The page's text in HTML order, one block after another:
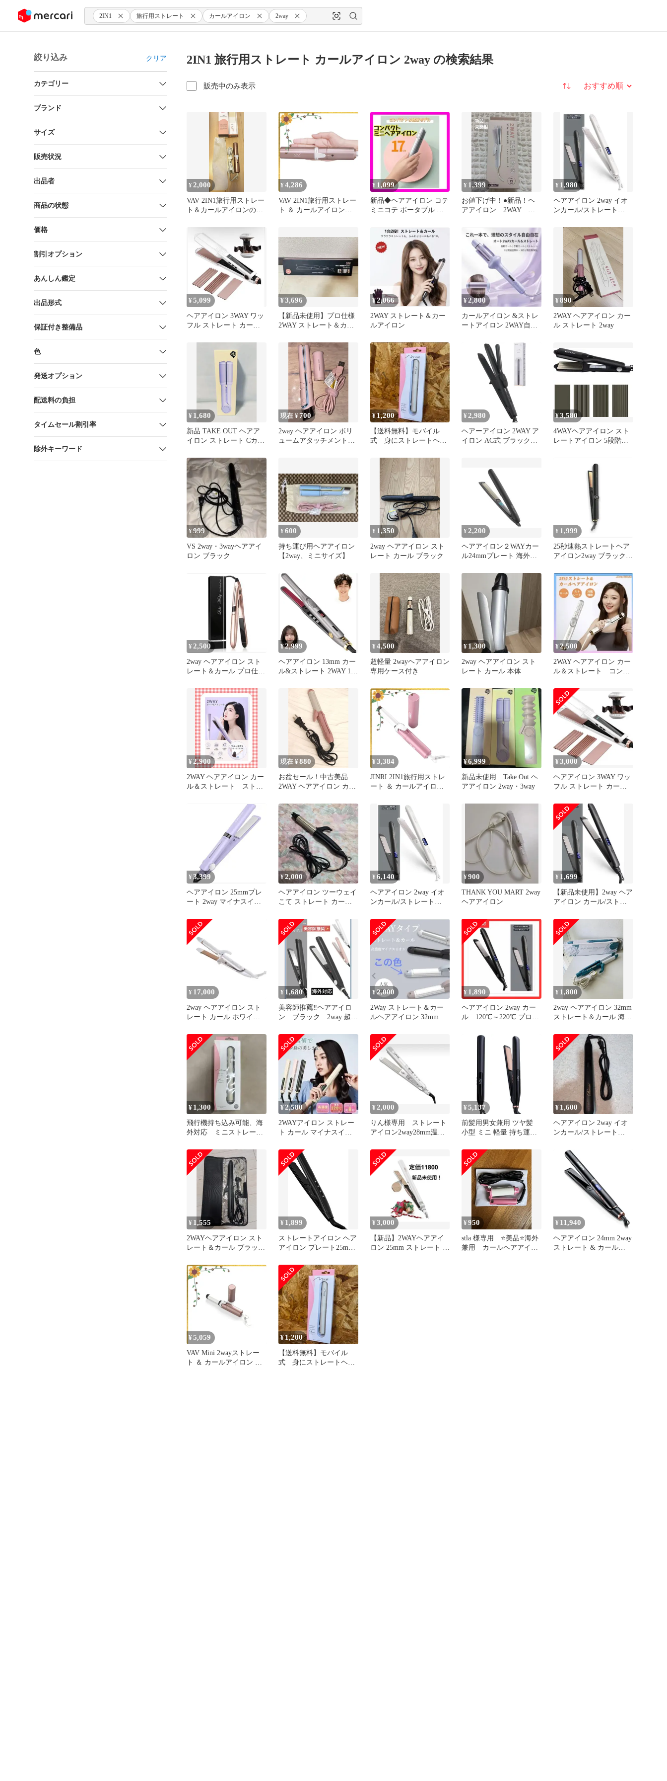
ツにスキップ 2IN1 旅行用ストレート カールアイロン 2way
絞り込み クリア
カテゴリー
ブランド
サイズ
販売状況
出品者
商品の状態
価格
割引オプション
あんしん鑑定
出品形式
保証付き整備品
色
発送オプション
配送料の負担
タイムセール割引率
除外キーワード
2IN1 旅行用ストレート カールアイロン 2way の検索結果
販売中のみ表示 並び替え
¥ 2,000
VAV 2IN1旅行用ストレー
ト＆カールアイロンの
¥ 4,286
VAV 2IN1旅行用ストレー
ト ＆ カールアイロン
海外対応 1
¥ 1,099
新品◆ヘアアイロン コテ
ミニコテ ポータブル コ
¥ 1,399
お値下げ中！●新品！ヘ
アアイロン 2WAY ス
¥ 1,980
ヘアアイロン 2way イオ
ンカール/ストレート
¥ 5,099
ヘアアイロン 3WAY ワッ
フル ストレート カール
¥3,696
【新品未使用】プロ仕様
2WAY ストレート＆カー
¥2,066
2WAY ストレート＆カー
ルアイロン
¥2,800
カールアイロン &ストレ
ートアイロン 2WAY自動
¥890
2WAY ヘアアイロン カー
ル ストレート 2way
¥ 1,680
新品 TAKE OUT ヘアア
イロン ストレート Cカー
現在 ¥700
2way ヘアアイロン ボリ
ュームアタッチメント付
¥1,200
【送料無料】モバイル
式 身にストレートヘア
¥ 2,980
ヘアーアイロン 2WAY ア
イロン AC式 ブラック
¥3,580
4WAYヘアアイロン スト
レートアイロン 5段階
¥999
VS 2way・3wayヘアアイ
ロン ブラック
¥600
持ち運び用ヘアアイロン
【2way、ミニサイズ】
¥ 1,350
2way ヘアアイロン スト
レート カール ブラック
¥ 2,200
ヘアアイロン２WAYカー
ル24mmプレート 海外対
ク)
¥ 1,999
25秒速熱ストレートヘア
アイロン2way ブラック
¥ 2,500
2way ヘアアイロン スト
レート＆カール プロ仕様
¥2,999
ヘアアイロン 13mm カー
ル&ストレート 2WAY 120
¥4,500
超軽量 2wayヘアアイロン
専用ケース付き
¥1,300
2way ヘアアイロン スト
レート カール 本体
¥2,500
2WAY ヘアアイロン カー
ル＆ストレート コンパ
¥ 2,900
2WAY ヘアアイロン カー
ル＆ストレート ストレ
現在 ¥880
お盆セール！中古美品
2WAY ヘアアイロン カー
¥3,384
JINRI 2IN1旅行用ストレ
ート ＆ カールアイロン
コテ 携帯便利 温度調整
可 (Medium) 1
¥6,999
新品未使用 Take Out ヘ
アアイロン 2way・3way
¥ 3,000
ヘアアイロン 3WAY ワッ
フル ストレート カール
¥ 3,399
ヘアアイロン 25mmプレ
ート 2way マイナスイオ
¥2,000
ヘアアイロン ツーウェイ
こて ストレート カール
¥6,140
ヘアアイロン 2way イオ
ンカール/ストレート
220℃ プロ仕様 6段階温
度調節可能 様々な髪質に
対応 25秒立ち上がり
100?240V 海外対応/飛行
機持込可能 大画面デジタ
ル表示 360度回転コード
30 95cc32ee
¥900
THANK YOU MART 2way
ヘアアイロン
¥ 1,699
【新品未使用】2way ヘア
アイロン カール/ストレ
調節
¥ 17,000
2way ヘアアイロン スト
レート カール ホワイ
¥ 1,680
美容師推薦‼️ヘアアイロ
ン ブラック 2way 超軽
熱 海外
¥2,000
2Way ストレート＆カー
ルヘアアイロン 32mm
¥ 1,890
ヘアアイロン 2way カー
ル 120℃～220℃ プロ仕
¥ 1,800
2way ヘアアイロン 32mm
ストレート＆カール 海外
¥ 1,300
飛行機持ち込み可能、海
外対応 ミニストレート
¥2,580
2WAYアイロン ストレー
ト カール マイナスイオ
¥ 2,000
りん様専用 ストレート
アイロン2way28mm温度
外対応
¥ 5,137
前髪用男女兼用 ツヤ髪
小型 ミニ 軽量 持ち運び
行/通勤用 海外対応 ふん
わり 25mmストレート&
カール 急速加熱 150℃～
230℃ 静電気抑制5段階温
度調節 ヘアアイロン2way
保湿 ストレート瞬間水分
蒸発しない ヘアア
¥ 1,600
ヘアアイロン 2way イオ
ンカール/ストレート
¥ 1,555
2WAYヘアアイロン スト
レート＆カール ブラック
¥ 1,899
ストレートアイロン ヘア
アイロン プレート25mm
¥3,000
【新品】2WAYヘアアイ
ロン 25mm ストレート カ
¥950
stla 様専用 ⭐️美品⭐️海外
兼用 カールヘアアイロ
¥ 11,940
ヘアアイロン 24mm 2way
ストレート & カール
¥5,059
VAV Mini 2wayストレー
ト ＆ カールアイロン ヘ
¥1,200
【送料無料】モバイル
式 身にストレートヘア